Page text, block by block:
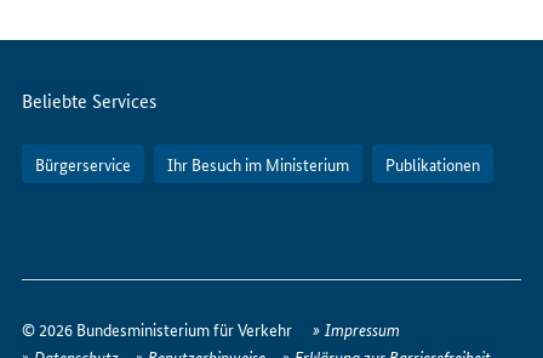
Servicemenü
Beliebte Services
Bürgerservice Ihr Besuch im Ministerium Publikationen
erreichen
Sie
© 2026 Bundesministerium für Verkehr
Impressum